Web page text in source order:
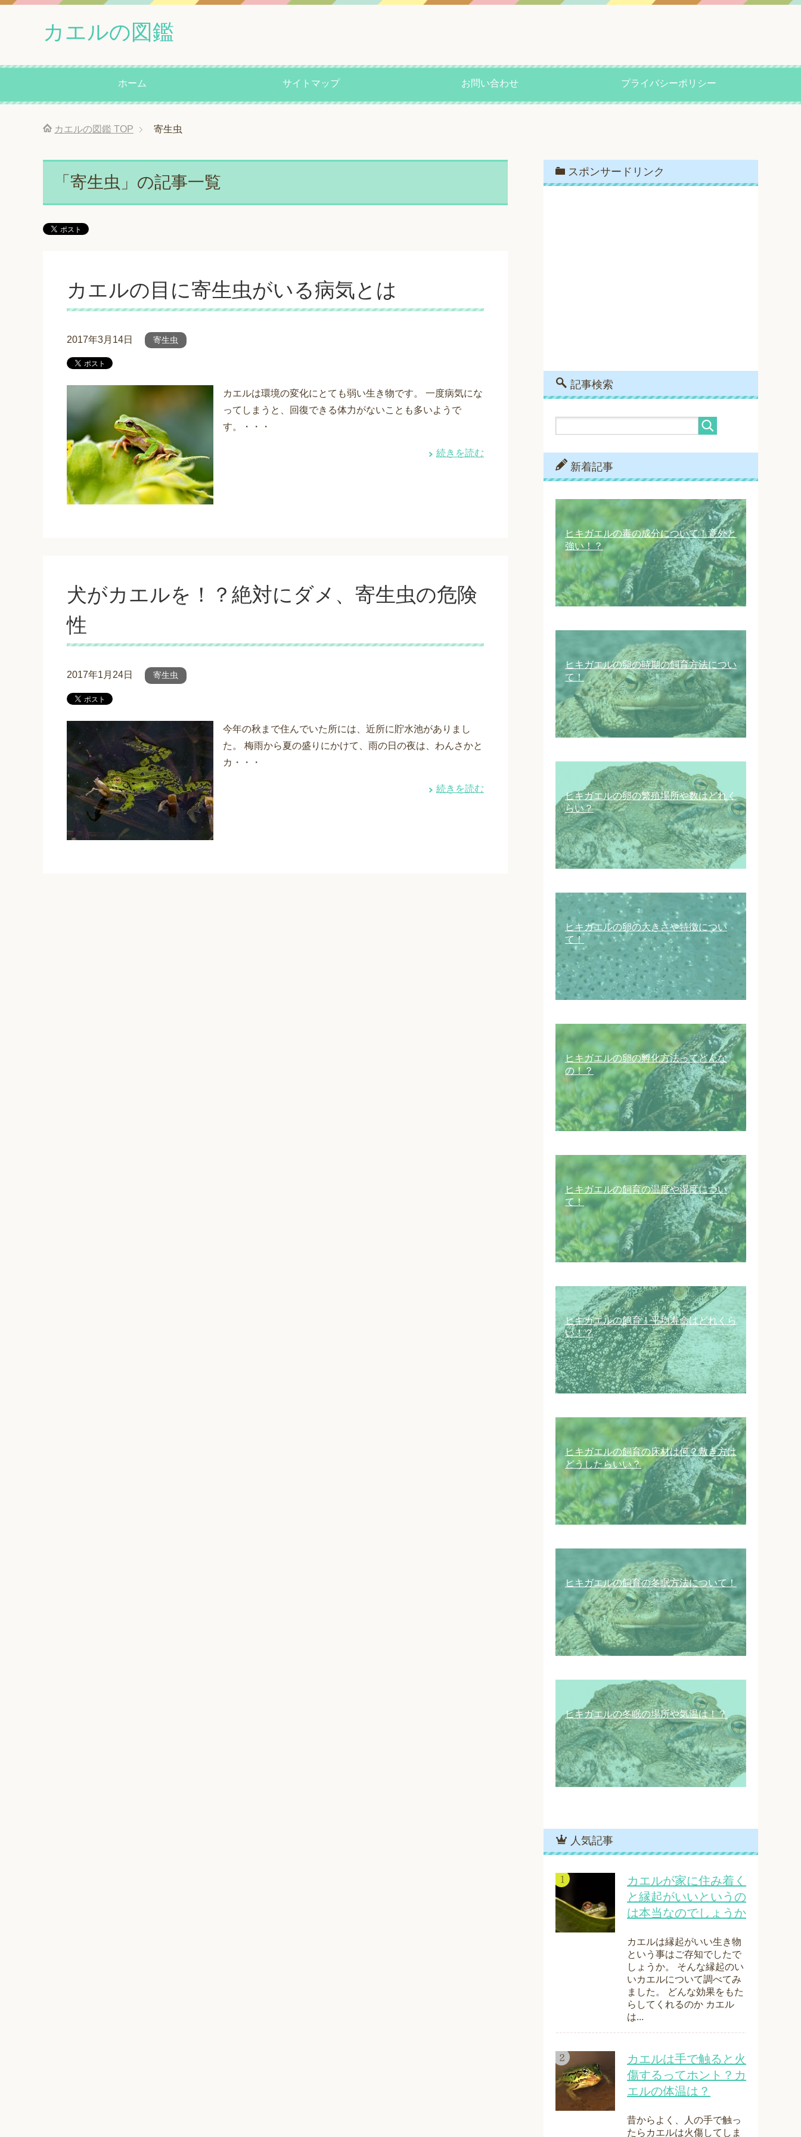
カエルの図鑑
ホーム サイトマップ お問い合わせ プライバシーポリシー
カエルの図鑑 TOP 寄生虫
「寄生虫」の記事一覧
カエルの目に寄生虫がいる病気とは
2017年3月14日 寄生虫
カエルは環境の変化にとても弱い生き物です。 一度病気にな
ってしまうと、回復できる体力がないことも多いようで
す。・・・
続きを読む
犬がカエルを！？絶対にダメ、寄生虫の危険
性
2017年1月24日 寄生虫
今年の秋まで住んでいた所には、近所に貯水池がありまし
た。 梅雨から夏の盛りにかけて、雨の日の夜は、わんさかと
カ・・・
続きを読む
スポンサードリンク
記事検索
新着記事
ヒキガエルの毒の成分について！意外と
強い！？
ヒキガエルの卵の時期の飼育方法につい
て！
ヒキガエルの卵の繁殖場所や数はどれく
らい？
ヒキガエルの卵の大きさや特徴につい
て！
ヒキガエルの卵の孵化方法ってどんな
の！？
ヒキガエルの飼育の温度や湿度につい
て！
ヒキガエルの飼育！平均寿命はどれくら
い！？
ヒキガエルの飼育の床材は何？敷き方は
どうしたらいい？
ヒキガエルの飼育の冬眠方法について！
ヒキガエルの冬眠の場所や気温は！？
人気記事
カエルが家に住み着く
と縁起がいいというの
は本当なのでしょうか
カエルは縁起がいい生き物
という事はご存知でしたで
しょうか。 そんな縁起のい
いカエルについて調べてみ
ました。 どんな効果をもた
らしてくれるのか カエル
は...
カエルは手で触ると火
傷するってホント？カ
エルの体温は？
昔からよく、人の手で触っ
たらカエルは火傷してしま